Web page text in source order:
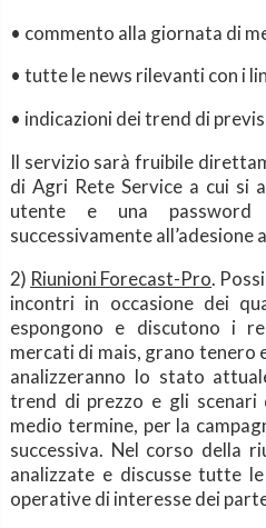
• commento alla giornata di
• tutte le news rilevanti con i
• indicazioni dei trend di
Il servizio sarà fruibile
di Agri Rete Service a cui si
utente e una password
successivamente all’adesione
2) Riunioni Forecast-Pro.
incontri in occasione dei
espongono e discutono i
mercati di mais, grano tenero
analizzeranno lo stato
trend di prezzo e gli scenari
medio termine, per la
successiva. Nel corso della
analizzate e discusse tutte
operative di interesse dei